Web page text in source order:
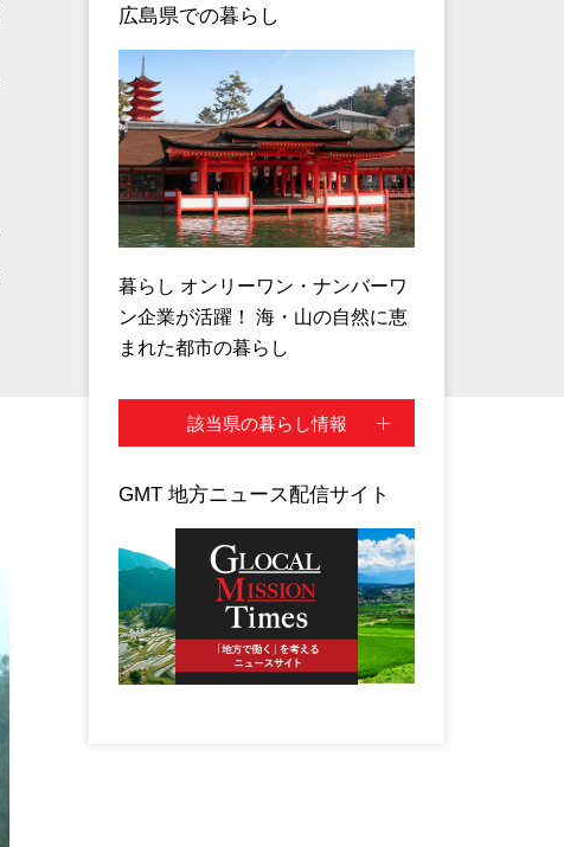
広島県での暮らし
暮らし オンリーワン・ナンバーワ
ン企業が活躍！ 海・山の自然に恵
まれた都市の暮らし
該当県の暮らし情報
GMT 地方ニュース配信サイト